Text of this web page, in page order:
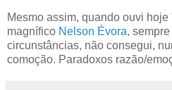
Mesmo assim, quando ouvi
magnífico Nelson Évora,
circunstâncias, não consegui,
comoção. Paradoxos razão/